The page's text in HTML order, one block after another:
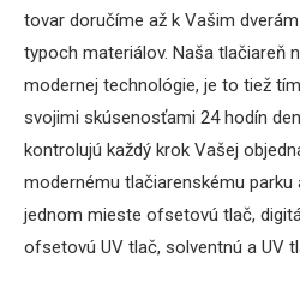
tovar doručíme až k Vašim
typoch materiálov. Naša tlačiareň
modernej technológie, je to tiež
svojimi skúsenosťami 24 hodín
kontrolujú každý krok Vašej
modernému tlačiarenskému parku
jednom mieste ofsetovú tlač,
ofsetovú UV tlač, solventnú a UV